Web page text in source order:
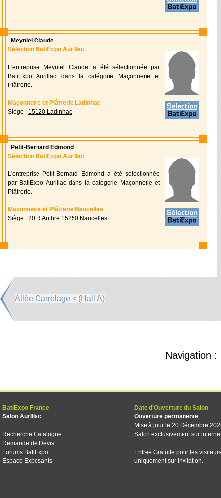
Meyniel Claude
Sélection BatiExpo Aurillac
L'entreprise Meyniel Claude a été sélectionnée par
BatiExpo Aurillac dans la catégorie Maçonnerie et
Plâtrerie.
Maçonnerie et Plâtrerie Ladinhac
Siège : 15120 Ladinhac
Petit-Bernard Edmond
Sélection BatiExpo Aurillac
L'entreprise Petit-Bernard Edmond a été sélectionnée
par BatiExpo Aurillac dans la catégorie Maçonnerie et
Plâtrerie.
Maçonnerie et Plâtrerie Naucelles
Siège : 20 R Authre 15250 Naucelles
Allée Carrelage < (Hall A)
Navigation :
BatiExpo France
Salon Aurillac
Recherche Catalogue
Demande de Devis
Forums BatiExpo
Espace Exposants
Date d'Ouverture du Salon
Ouverture permanente
Mise à jour le 20 Décembre
Salon exclusivement sur internet
Entrée Gratuite pour les visiteurs
uniquement sur invitation.